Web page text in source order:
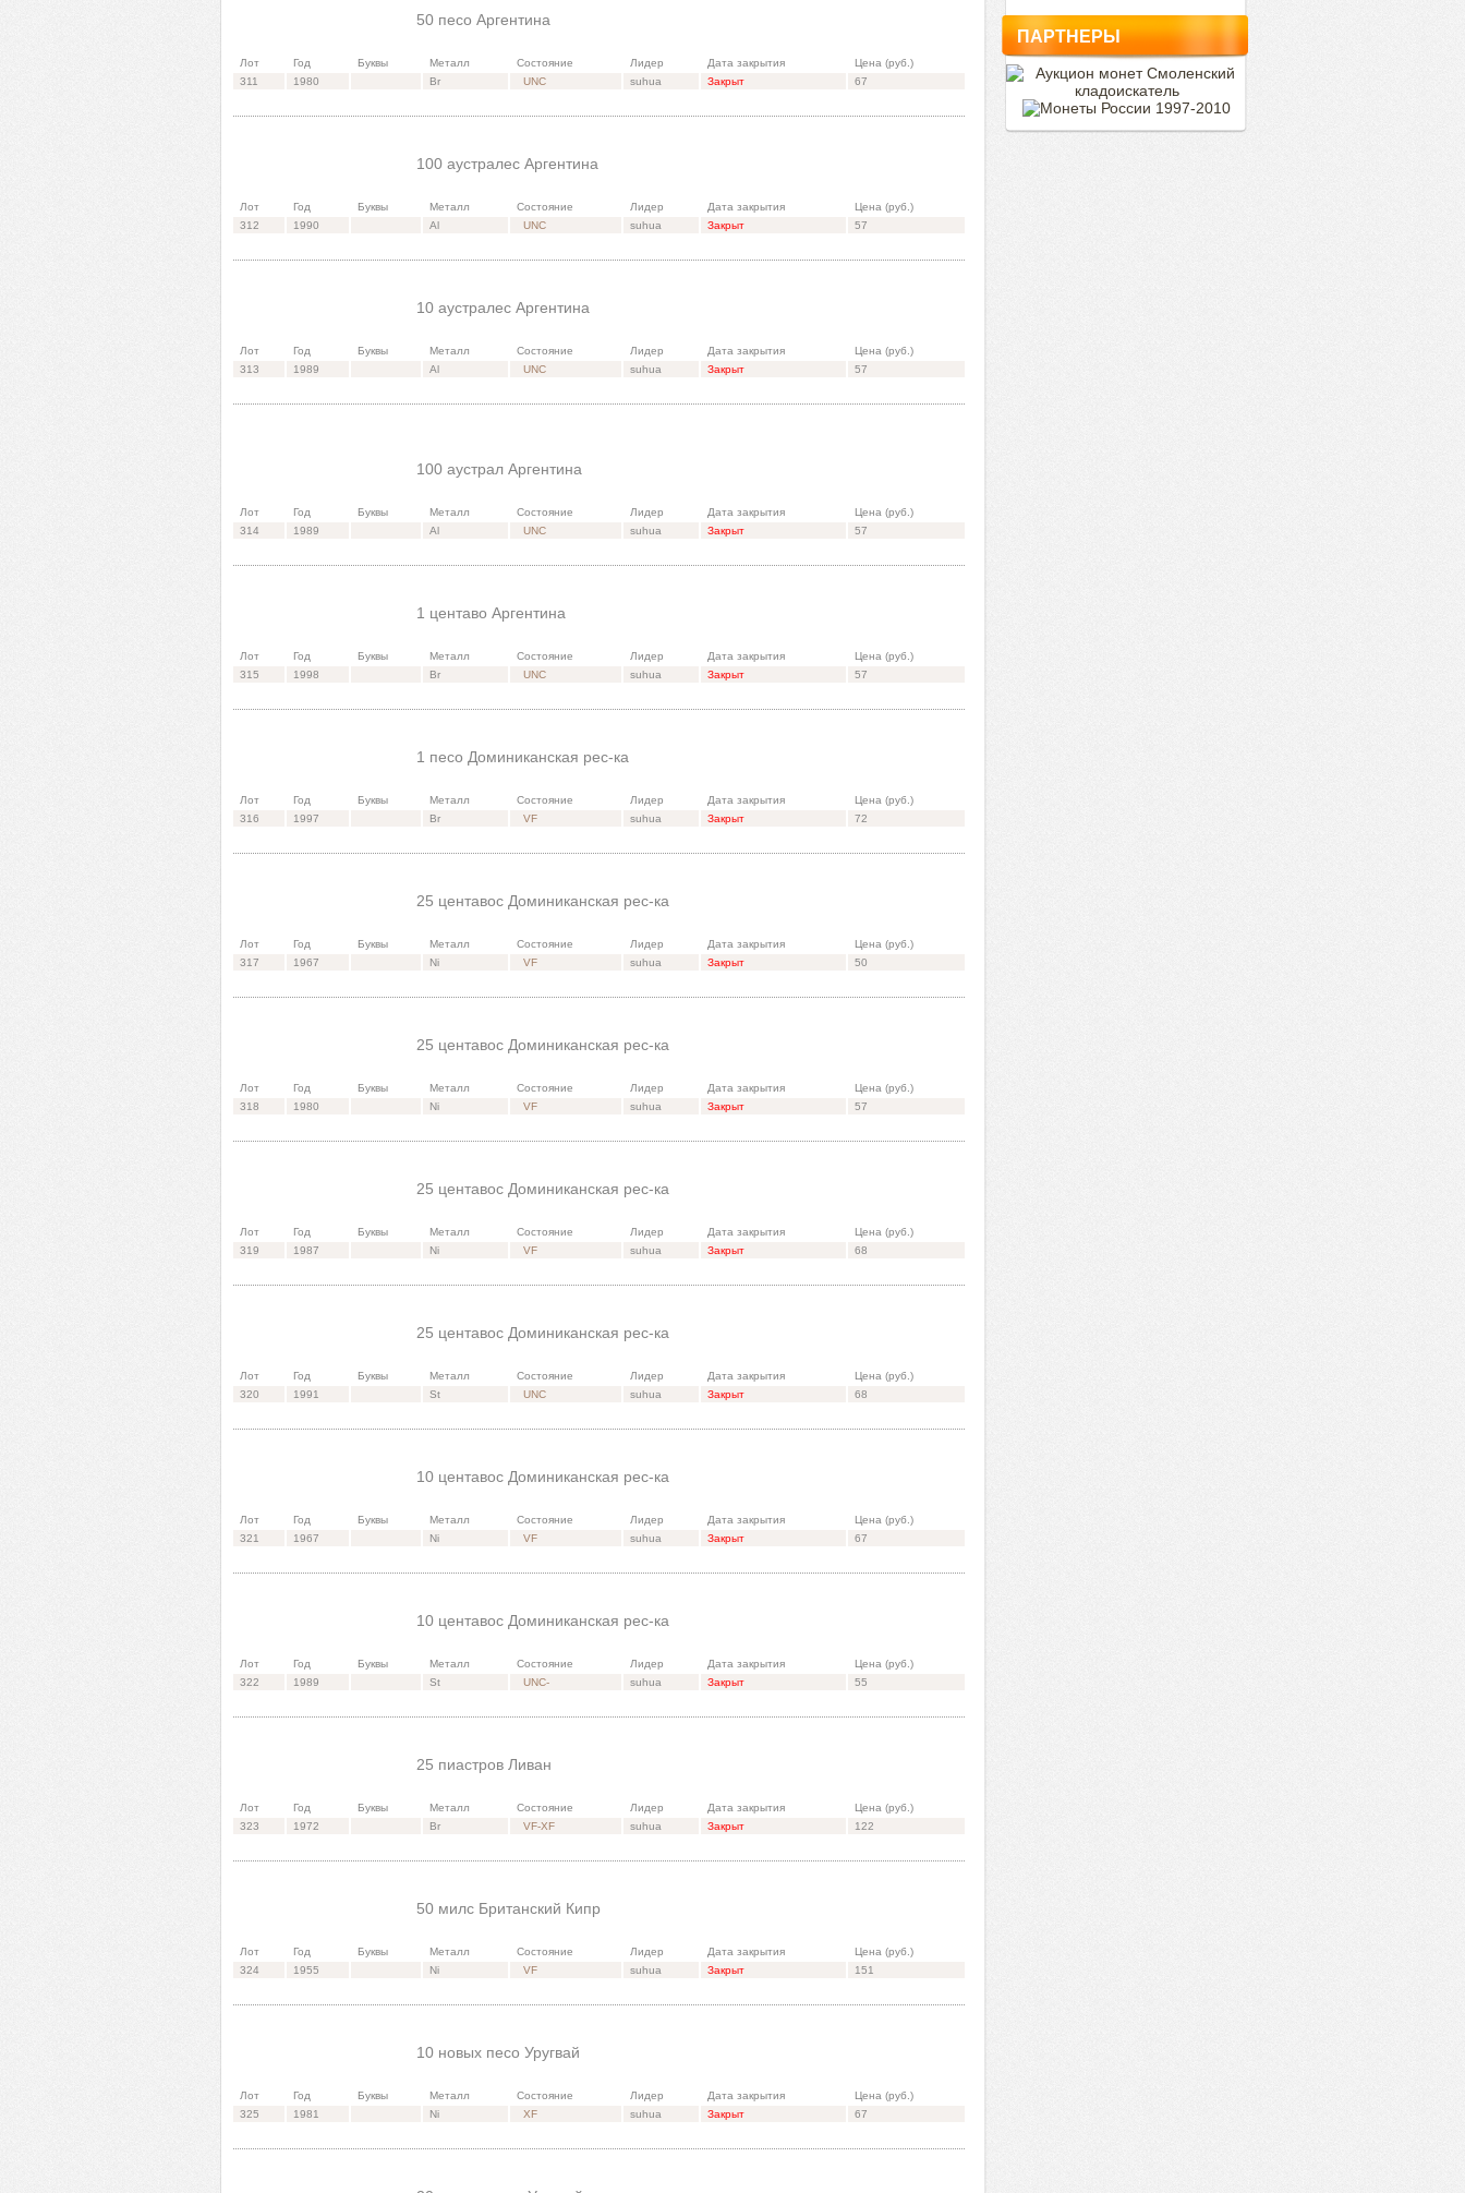
50 песо Аргентина
Лот Год Буквы Металл Состояние Лидер Дата закрытия
Цена (руб.)
311
1980 Br UNC suhua Закрыт 67
100 аустралес Аргентина
Лот Год Буквы Металл Состояние Лидер Дата закрытия
Цена (руб.)
312
1990 Al UNC suhua Закрыт 57
10 аустралес Аргентина
Лот Год Буквы Металл Состояние Лидер Дата закрытия
Цена (руб.)
313
1989 Al UNC suhua Закрыт 57
100 аустрал Аргентина
Лот Год Буквы Металл Состояние Лидер Дата закрытия
Цена (руб.)
314
1989 Al UNC suhua Закрыт 57
1 центаво Аргентина
Лот Год Буквы Металл Состояние Лидер Дата закрытия
Цена (руб.)
315
1998 Br UNC suhua Закрыт 57
1 песо Доминиканская рес-ка
Лот Год Буквы Металл Состояние Лидер Дата закрытия
Цена (руб.)
316
1997 Br VF suhua Закрыт 72
25 центавос Доминиканская рес-ка
Лот Год Буквы Металл Состояние Лидер Дата закрытия
Цена (руб.)
317
1967 Ni VF suhua Закрыт 50
25 центавос Доминиканская рес-ка
Лот Год Буквы Металл Состояние Лидер Дата закрытия
Цена (руб.)
318
1980 Ni VF suhua Закрыт 57
25 центавос Доминиканская рес-ка
Лот Год Буквы Металл Состояние Лидер Дата закрытия
Цена (руб.)
319
1987 Ni VF suhua Закрыт 68
25 центавос Доминиканская рес-ка
Лот Год Буквы Металл Состояние Лидер Дата закрытия
Цена (руб.)
320
1991 St UNC suhua Закрыт 68
10 центавос Доминиканская рес-ка
Лот Год Буквы Металл Состояние Лидер Дата закрытия
Цена (руб.)
321
1967 Ni VF suhua Закрыт 67
10 центавос Доминиканская рес-ка
Лот Год Буквы Металл Состояние Лидер Дата закрытия
Цена (руб.)
322
1989 St UNC- suhua Закрыт 55
25 пиастров Ливан
Лот Год Буквы Металл Состояние Лидер Дата закрытия
Цена (руб.)
323
1972 Br VF-XF suhua Закрыт 122
50 милс Британский Кипр
Лот Год Буквы Металл Состояние Лидер Дата закрытия
Цена (руб.)
324
1955 Ni VF suhua Закрыт 151
10 новых песо Уругвай
Лот Год Буквы Металл Состояние Лидер Дата закрытия
Цена (руб.)
325
1981 Ni XF suhua Закрыт 67
ПАРТНЕРЫ